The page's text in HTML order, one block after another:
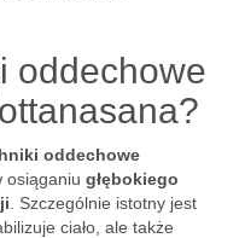
oddechowe
oddechowe
osiąganiu głębokiego
. Szczególnie istotny jest
ciało, ale także